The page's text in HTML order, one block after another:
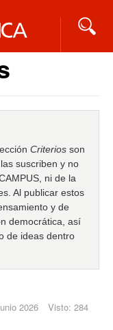
Criterios son
suscriben y no
ni de la
Al publicar estos
y de
democrática, así
de ideas dentro
2026 Visto: 284